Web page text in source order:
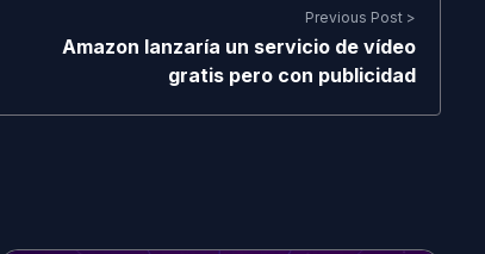
Previous Post >
Amazon lanzaría un servicio de vídeo
gratis pero con publicidad